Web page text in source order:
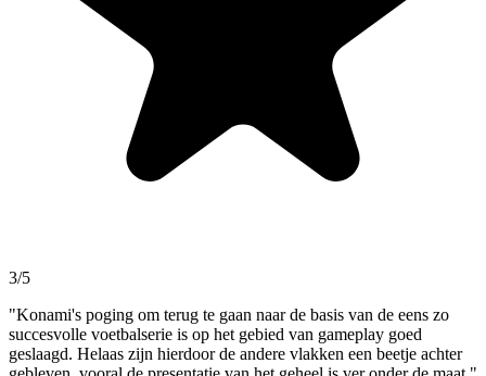
3/5
"Konami's poging om terug te gaan naar de basis van de eens zo
succesvolle voetbalserie is op het gebied van gameplay goed
geslaagd. Helaas zijn hierdoor de andere vlakken een beetje achter